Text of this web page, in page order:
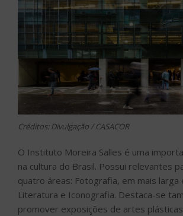
Créditos: Divulgação / CASACOR
O Instituto Moreira Salles é uma
na cultura do Brasil. Possui relevantes
quatro áreas: Fotografia, em mais larga
Literatura e Iconografia. Destaca-se
promover exposições de artes